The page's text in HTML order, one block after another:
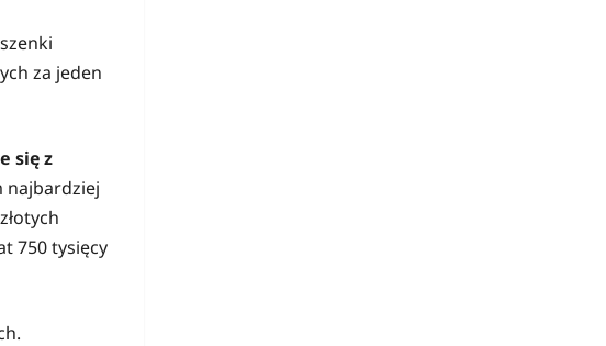
za jeden
się z
najbardziej
750 tysięcy